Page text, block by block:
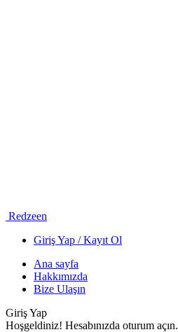
Redzeen
Giriş Yap / Kayıt Ol
Ana sayfa
Hakkımızda
Bize Ulaşın
Giriş Yap
Hoşgeldiniz! Hesabınızda oturum açın.